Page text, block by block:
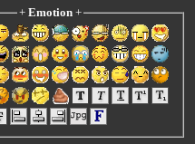
+ Emotion+